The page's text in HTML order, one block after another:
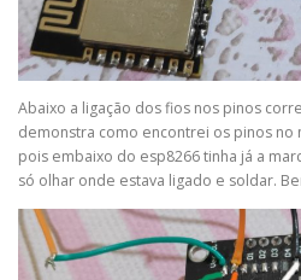
Abaixo a ligação dos fios nos pinos
demonstra como encontrei os pinos no
pois embaixo do esp8266 tinha já a
só olhar onde estava ligado e soldar.